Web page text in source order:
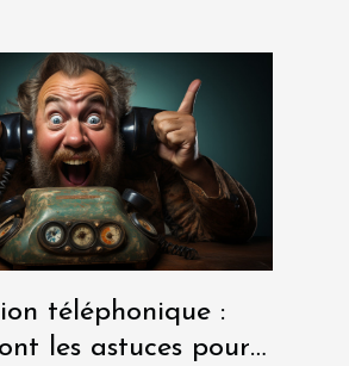
téléphonique :
les astuces pour